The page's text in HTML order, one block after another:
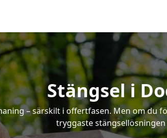
Stängsel i
– särskilt i offertfasen. Men om
tryggaste stängsellösningen